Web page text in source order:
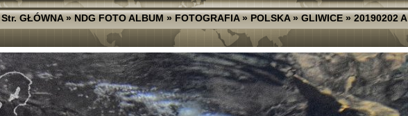
Str. GŁÓWNA»NDG FOTO ALBUM»FOTOGRAFIA»POLSKA»GLIWICE»20190202 A